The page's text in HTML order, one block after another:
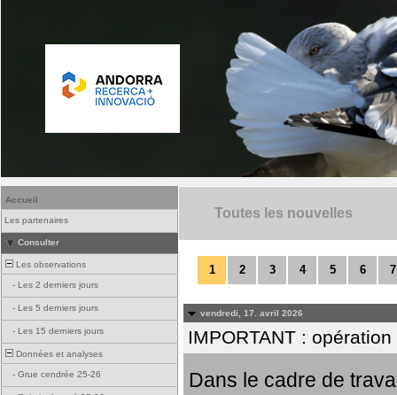
Accueil
Les partenaires
Consulter
Les observations
- Les 2 derniers jours
- Les 5 derniers jours
- Les 15 derniers jours
Données et analyses
- Grue cendrée 25-26
Toutes les nouvelles
1 2 3 4 5 6 7
vendredi, 17. avril 2026
IMPORTANT :
Dans le cadre de